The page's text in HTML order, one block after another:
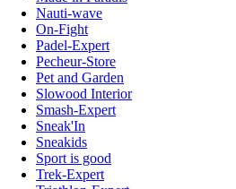
Nauti-wave
On-Fight
Padel-Expert
Pecheur-Store
Pet and Garden
Slowood Interior
Smash-Expert
Sneak'In
Sneakids
Sport is good
Trek-Expert